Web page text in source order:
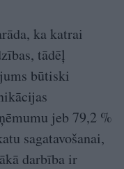
ka katrai
tādēļ
būtiski
jeb 79,2 %
sagatavošanai,
darbība ir